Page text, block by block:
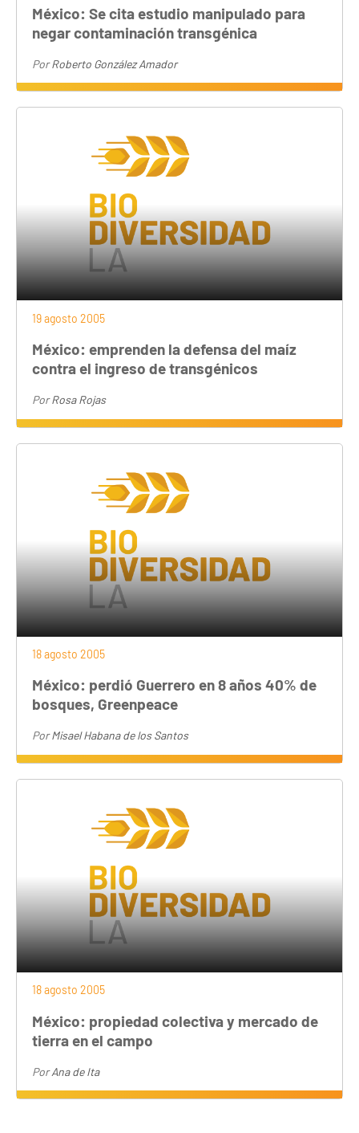
México: Se cita estudio manipulado para
negar contaminación transgénica
PorRoberto González Amador
19 agosto 2005
México: emprenden la defensa del maíz
contra el ingreso de transgénicos
PorRosa Rojas
18 agosto 2005
México: perdió Guerrero en 8 años 40% de
bosques, Greenpeace
PorMisael Habana de los Santos
18 agosto 2005
México: propiedad colectiva y mercado de
tierra en el campo
PorAna de Ita